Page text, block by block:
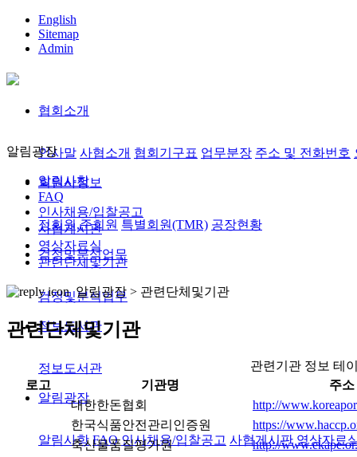
English
Sitemap
Admin
협회소개
인사말 사협소개 협회기구표 업무분장 주소 및 전화번호
회원사정보
정회원,준회원 특별회원(TMR) 공장현황
검정및분석업무
검정및분석업무
정보도서관
정보도서관
알림광장
알림사항 FAQ 인사채용/입찰공고 사협게시판 영상자료
알림광장
알림사항
FAQ
인사채용/입찰공고
사협게시판
영상자료실
관련단체및기관
알림광장 > 관련단체및기관
관련단체및기관
관련기관 정보 테
로고
기관명
주소
대한한돈협회
http://
한국식품안전관리인증원
https://
축산물품질평가원
http://